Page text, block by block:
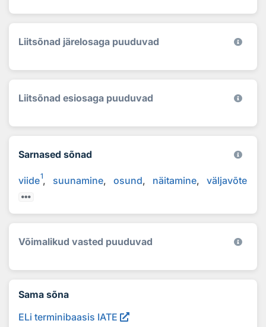
Liitsõnad järelosaga puuduvad
Liitsõnad esiosaga puuduvad
Sarnased sõnad
viide1 suunamine osund näitamine väljavõte
Võimalikud vasted puuduvad
Sama sõna
ELi terminibaasis IATE